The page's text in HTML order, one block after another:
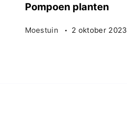
Pompoen planten
Moestuin 2 oktober 2023